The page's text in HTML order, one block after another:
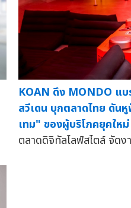
KOAN ดึง MONDO แบ
สวีเดน บุกตลาดไทย ดัน
เทม" ของผู้บริโภคยุคใหม่
ตลาดดิจิทัลไลฟ์สไตล์ จัดง